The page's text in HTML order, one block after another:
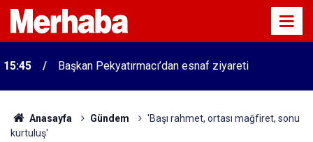
15:45 Başkan Pekyatırmacı’dan esnaf ziyareti
Anasayfa Gündem
'Başı rahmet, ortası mağfiret, sonu
kurtuluş'